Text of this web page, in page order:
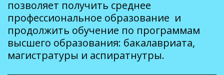
позволяет получить среднее
профессиональное образование  и
продолжить обучение по программам
высшего образования: бакалавриата,
магистратуры и аспиратнутры.